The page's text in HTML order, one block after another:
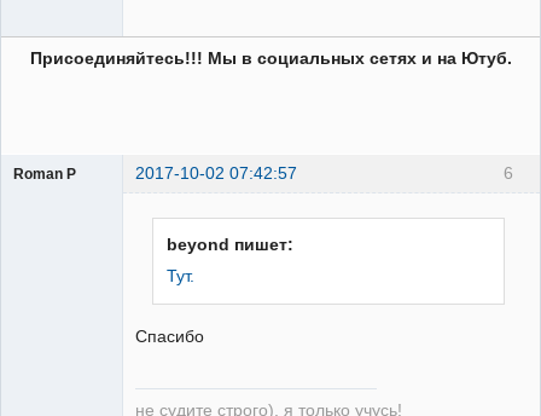
Присоединяйтесь!!! Мы в социальных сетях и на Ютуб.
6
Roman P 2017-10-02 07:42:57
beyond пишет:
Тут.
Спасибо
не судите строго), я только учусь!